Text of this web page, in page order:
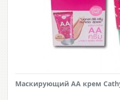
Маскирующий АА крем Cathy